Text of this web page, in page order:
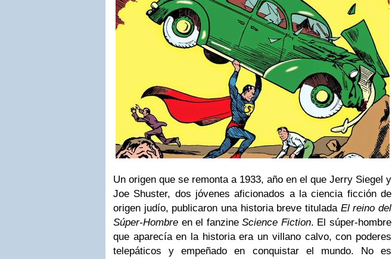
Un origen que se remonta a 1933, año en el que Jerry Siegel y
Joe Shuster, dos jóvenes aficionados a la ciencia ficción de
origen judío, publicaron una historia breve titulada El reino del
Súper-Hombre en el fanzineScience Fiction. El súper-hombre
que aparecía en la historia era un villano calvo, con poderes
telepáticos y empeñado en conquistar el mundo. No es